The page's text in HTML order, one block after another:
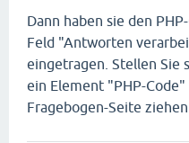
Dann haben sie den
Feld "Antworten
eingetragen. Stellen Sie
ein Element "PHP-
Fragebogen-Seite ziehen.